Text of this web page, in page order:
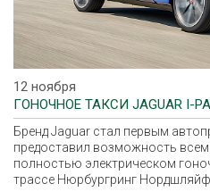
12 ноября
ГОНОЧНОЕ ТАКСИ JAGUAR I-
Бренд Jaguar стал первым
предоставил возможность
полностью электрическом
трассе Нюрбургринг